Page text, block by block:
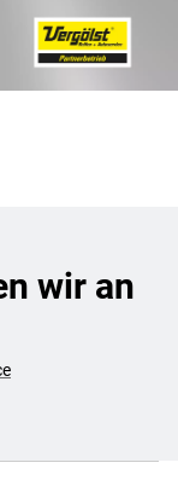
wir an